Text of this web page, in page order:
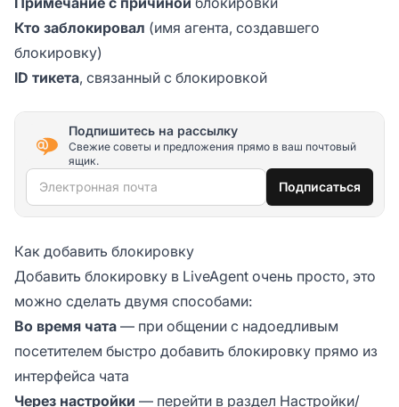
Кто заблокировал (имя агента, создавшего
блокировку)
ID тикета, связанный с блокировкой
Подпишитесь на рассылку
Свежие советы и предложения прямо в ваш почтовый
ящик.
Электронная почта Подписаться
Как добавить блокировку
Добавить блокировку в LiveAgent очень просто, это
можно сделать двумя способами:
Во время чата — при общении с надоедливым
посетителем быстро добавить блокировку прямо из
интерфейса чата
Через настройки — перейти в раздел Настройки/